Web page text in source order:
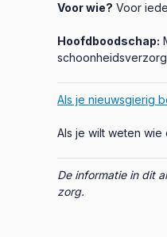
Voor wie? Voor
Hoofdboodschap:
Als je nieuwsgierig
Als je wilt weten wie
De informatie in dit
zorg.